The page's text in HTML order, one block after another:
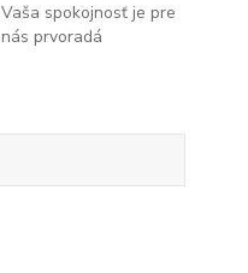
Vaša spokojnosť je pre
nás prvoradá